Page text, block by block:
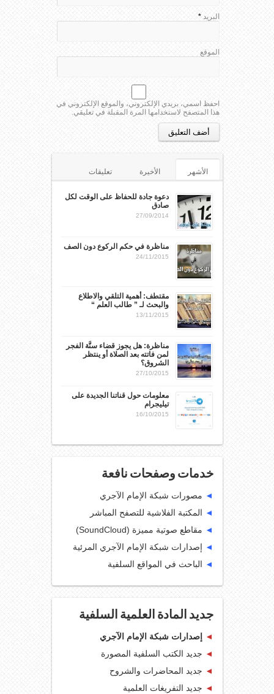
البريد *
الموقع
احفظ اسمي، بريدي الإلكتروني، والموقع الإلكتروني في
هذا المتصفح لاستخدامها المرة المقبلة في تعليقي.
الأشهر الأخيرة تعليقات
الوسوم
دعوة جادة للحفاظ على الوقت لكل
صادق
27/09/2014
مناظرة في حكم الركوع دون الصف
24/11/2015
مقتطف: أهمية التلقي والاطلاع
والبحث لـ ” طالب العلم “
13/11/2015
مناظرة: هل يجوز قضاء سنَّة الفجر
لمن فاتته بعد الصلاة أو ينتظر
الشروق؟
27/10/2015
معلومات حول قناتنا الجديدة على
تيليجرام
16/10/2015
خدمات وصفحات نافعة
◄ مصورات شبكة الإمام الآجري
◄ المكتبة الفلاشية للتصفح المباشر
◄ مقاطع صوتية مميزة (SoundCloud)
◄ إصدارات شبكة الإمام الآجري المرئية
◄ الباحث في المواقع السلفية
جديد المادة العلمية السلفية
◄
إصدارات شبكة الإمام الآجري
◄ جديد الكتب السلفية المصورة
◄ جديد المحاضرات والشروح
◄ جديد التفريغات العلمية